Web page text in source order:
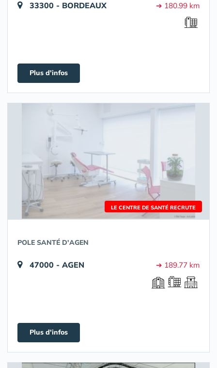
33300 - BORDEAUX ➔ 180.99 km
Plus d'infos
LE CENTRE DE SANTÉ RECRUTE
POLE SANTÉ D'AGEN
47000 - AGEN ➔ 189.77 km
Plus d'infos